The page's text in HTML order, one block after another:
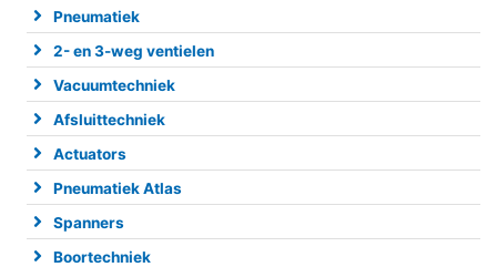
Pneumatiek
2- en 3-weg ventielen
Vacuumtechniek
Afsluittechniek
Actuators
Pneumatiek Atlas
Spanners
Boortechniek